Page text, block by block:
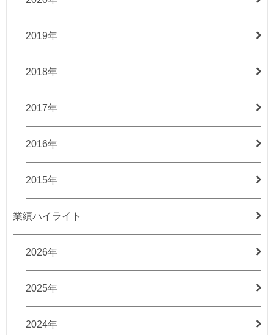
2019年
2018年
2017年
2016年
2015年
業績ハイライト
2026年
2025年
2024年